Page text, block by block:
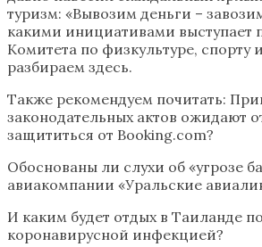
туризм: «Вывозим деньги –
какими инициативами выступает
Комитета по физкультуре, спорту
разбираем здесь.
Также рекомендуем почитать:
законодательных актов ожидают
защититься от Booking.com?
Обоснованы ли слухи об «угрозе
авиакомпании «Уральские
И каким будет отдых в Таиланде
коронавирусной инфекцией?